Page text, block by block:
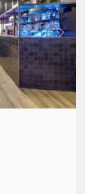
Suivant